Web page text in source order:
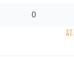
大眾池泡湯券⭐
帽方可入池，詳細規
、餐具免費借用服務。
提供一次性備品(牙